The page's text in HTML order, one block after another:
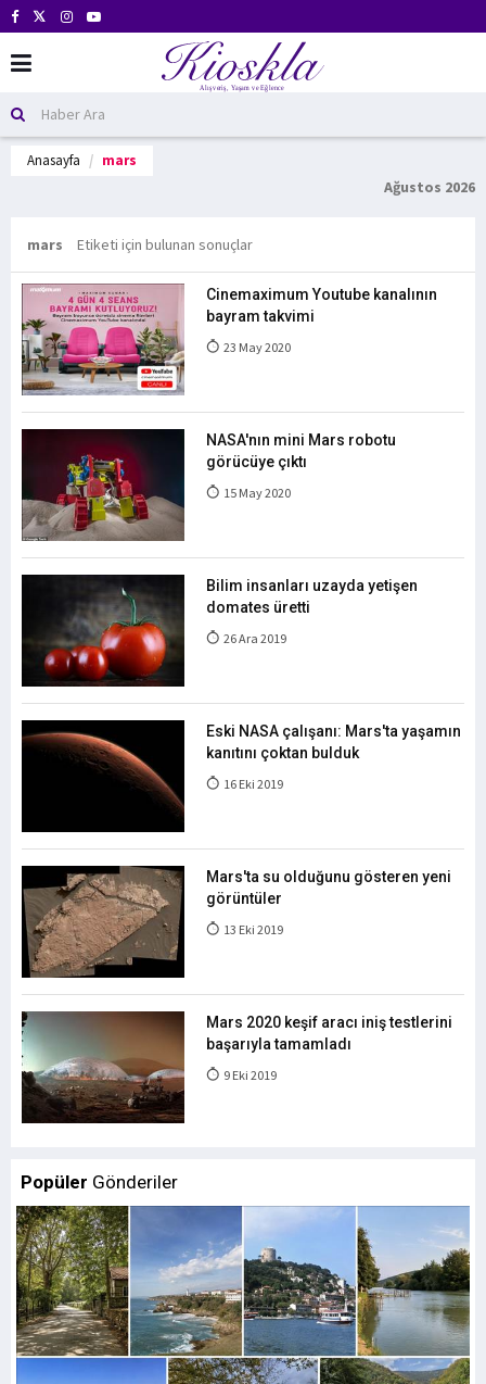
Anasayfa mars
Ağustos 2026
mars Etiketi için bulunan sonuçlar
Cinemaximum Youtube kanalının
bayram takvimi
23 May 2020
NASA'nın mini Mars robotu
görücüye çıktı
15 May 2020
Bilim insanları uzayda yetişen
domates üretti
26 Ara 2019
Eski NASA çalışanı: Mars'ta yaşamın
kanıtını çoktan bulduk
16 Eki 2019
Mars'ta su olduğunu gösteren yeni
görüntüler
13 Eki 2019
Mars 2020 keşif aracı iniş testlerini
başarıyla tamamladı
9 Eki 2019
Popüler Gönderiler